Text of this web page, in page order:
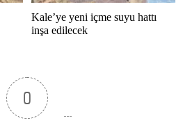
Kale’ye yeni içme suyu hattı
inşa edilecek
0